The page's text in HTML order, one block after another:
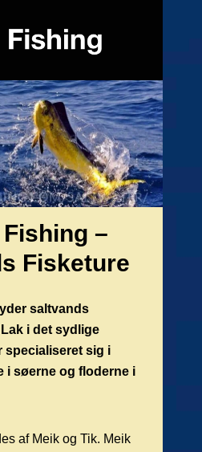
–
Fisketure
saltvands
i det sydlige
specialiseret sig i
i søerne og floderne i
af Meik og Tik. Meik